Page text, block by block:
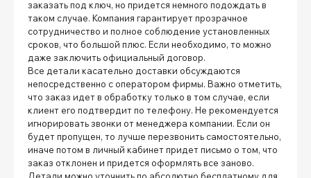
заказать под ключ, но придется немного подождать в
таком случае. Компания гарантирует прозрачное
сотрудничество и полное соблюдение установленных
сроков, что большой плюс. Если необходимо, то можно
даже заключить официальный договор.
Все детали касательно доставки обсуждаются
непосредственно с оператором фирмы. Важно отметить,
что заказ идет в обработку только в том случае, если
клиент его подтвердит по телефону. Не рекомендуется
игнорировать звонки от менеджера компании. Если он
будет пропущен, то лучше перезвонить самостоятельно,
иначе потом в личный кабинет придет письмо о том, что
заказ отклонен и придется оформлять все заново.